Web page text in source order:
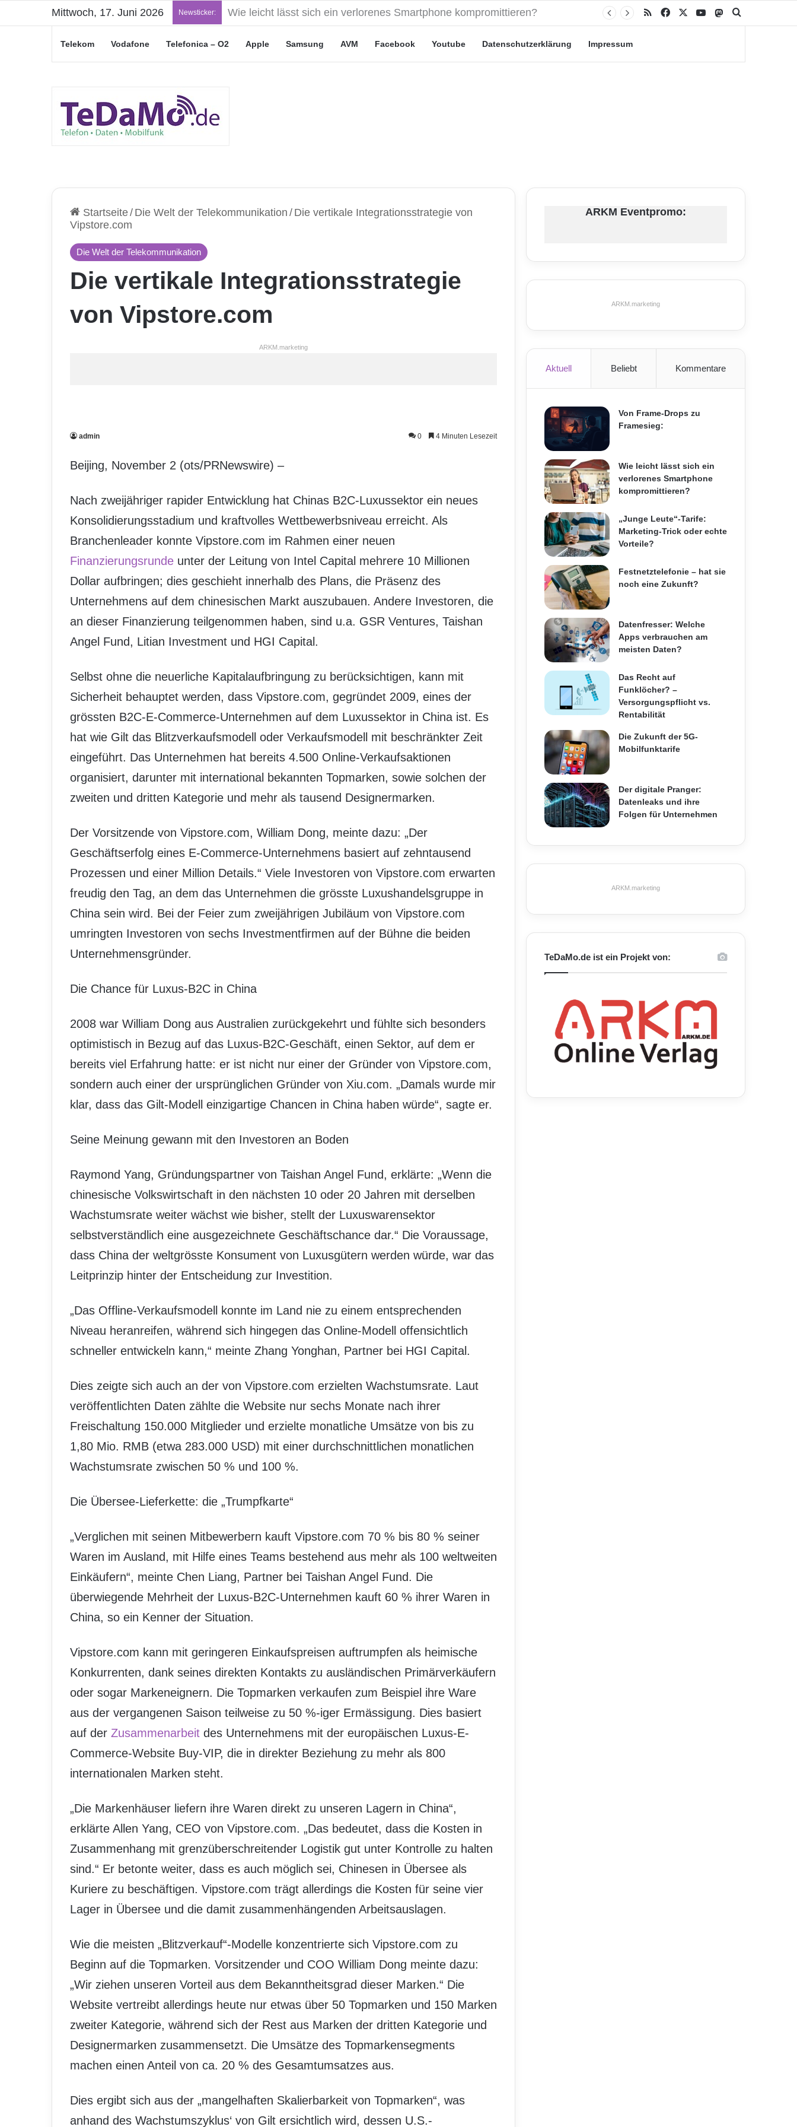
Mittwoch, 17. Juni 2026 Newsticker: „Junge Leute“-Tarife: Marketing-Trick oder echte Vorteile? RSS Facebook YouTubeMastodon
Telekom Vodafone Telefonica – O2 Apple Samsung AVM Facebook Youtube Datenschutzerklärung Impressum
Startseite/ Die Welt der Telekommunikation / Die vertikale Integrationsstrategie von
Vipstore.com
Die Welt der Telekommunikation
Die vertikale Integrationsstrategie
von Vipstore.com
ARKM.marketing
admin 0 4 Minuten Lesezeit
Beijing, November 2 (ots/PRNewswire) –
Nach zweijähriger rapider Entwicklung hat Chinas B2C-Luxussektor ein neues
Konsolidierungsstadium und kraftvolles Wettbewerbsniveau erreicht. Als
Branchenleader konnte Vipstore.com im Rahmen einer neuen
Finanzierungsrunde unter der Leitung von Intel Capital mehrere 10 Millionen
Dollar aufbringen; dies geschieht innerhalb des Plans, die Präsenz des
Unternehmens auf dem chinesischen Markt auszubauen. Andere Investoren, die
an dieser Finanzierung teilgenommen haben, sind u.a. GSR Ventures, Taishan
Angel Fund, Litian Investment und HGI Capital.
Selbst ohne die neuerliche Kapitalaufbringung zu berücksichtigen, kann mit
Sicherheit behauptet werden, dass Vipstore.com, gegründet 2009, eines der
grössten B2C-E-Commerce-Unternehmen auf dem Luxussektor in China ist. Es
hat wie Gilt das Blitzverkaufsmodell oder Verkaufsmodell mit beschränkter Zeit
eingeführt. Das Unternehmen hat bereits 4.500 Online-Verkaufsaktionen
organisiert, darunter mit international bekannten Topmarken, sowie solchen der
zweiten und dritten Kategorie und mehr als tausend Designermarken.
Der Vorsitzende von Vipstore.com, William Dong, meinte dazu: „Der
Geschäftserfolg eines E-Commerce-Unternehmens basiert auf zehntausend
Prozessen und einer Million Details.“ Viele Investoren von Vipstore.com erwarten
freudig den Tag, an dem das Unternehmen die grösste Luxushandelsgruppe in
China sein wird. Bei der Feier zum zweijährigen Jubiläum von Vipstore.com
umringten Investoren von sechs Investmentfirmen auf der Bühne die beiden
Unternehmensgründer.
Die Chance für Luxus-B2C in China
2008 war William Dong aus Australien zurückgekehrt und fühlte sich besonders
optimistisch in Bezug auf das Luxus-B2C-Geschäft, einen Sektor, auf dem er
bereits viel Erfahrung hatte: er ist nicht nur einer der Gründer von Vipstore.com,
sondern auch einer der ursprünglichen Gründer von Xiu.com. „Damals wurde mir
klar, dass das Gilt-Modell einzigartige Chancen in China haben würde“, sagte er.
Seine Meinung gewann mit den Investoren an Boden
Raymond Yang, Gründungspartner von Taishan Angel Fund, erklärte: „Wenn die
chinesische Volkswirtschaft in den nächsten 10 oder 20 Jahren mit derselben
Wachstumsrate weiter wächst wie bisher, stellt der Luxuswarensektor
selbstverständlich eine ausgezeichnete Geschäftschance dar.“ Die Voraussage,
dass China der weltgrösste Konsument von Luxusgütern werden würde, war das
Leitprinzip hinter der Entscheidung zur Investition.
„Das Offline-Verkaufsmodell konnte im Land nie zu einem entsprechenden
Niveau heranreifen, während sich hingegen das Online-Modell offensichtlich
schneller entwickeln kann,“ meinte Zhang Yonghan, Partner bei HGI Capital.
Dies zeigte sich auch an der von Vipstore.com erzielten Wachstumsrate. Laut
veröffentlichten Daten zählte die Website nur sechs Monate nach ihrer
Freischaltung 150.000 Mitglieder und erzielte monatliche Umsätze von bis zu
1,80 Mio. RMB (etwa 283.000 USD) mit einer durchschnittlichen monatlichen
Wachstumsrate zwischen 50 % und 100 %.
Die Übersee-Lieferkette: die „Trumpfkarte“
„Verglichen mit seinen Mitbewerbern kauft Vipstore.com 70 % bis 80 % seiner
Waren im Ausland, mit Hilfe eines Teams bestehend aus mehr als 100 weltweiten
Einkäufern“, meinte Chen Liang, Partner bei Taishan Angel Fund. Die
überwiegende Mehrheit der Luxus-B2C-Unternehmen kauft 60 % ihrer Waren in
China, so ein Kenner der Situation.
Vipstore.com kann mit geringeren Einkaufspreisen auftrumpfen als heimische
Konkurrenten, dank seines direkten Kontakts zu ausländischen Primärverkäufern
oder sogar Markeneignern. Die Topmarken verkaufen zum Beispiel ihre Ware
aus der vergangenen Saison teilweise zu 50 %-iger Ermässigung. Dies basiert
auf der Zusammenarbeit des Unternehmens mit der europäischen Luxus-E-
Commerce-Website Buy-VIP, die in direkter Beziehung zu mehr als 800
internationalen Marken steht.
„Die Markenhäuser liefern ihre Waren direkt zu unseren Lagern in China“,
erklärte Allen Yang, CEO von Vipstore.com. „Das bedeutet, dass die Kosten in
Zusammenhang mit grenzüberschreitender Logistik gut unter Kontrolle zu halten
sind.“ Er betonte weiter, dass es auch möglich sei, Chinesen in Übersee als
Kuriere zu beschäftigen. Vipstore.com trägt allerdings die Kosten für seine vier
Lager in Übersee und die damit zusammenhängenden Arbeitsauslagen.
Wie die meisten „Blitzverkauf“-Modelle konzentrierte sich Vipstore.com zu
Beginn auf die Topmarken. Vorsitzender und COO William Dong meinte dazu:
„Wir ziehen unseren Vorteil aus dem Bekanntheitsgrad dieser Marken.“ Die
Website vertreibt allerdings heute nur etwas über 50 Topmarken und 150 Marken
zweiter Kategorie, während sich der Rest aus Marken der dritten Kategorie und
Designermarken zusammensetzt. Die Umsätze des Topmarkensegments
machen einen Anteil von ca. 20 % des Gesamtumsatzes aus.
Dies ergibt sich aus der „mangelhaften Skalierbarkeit von Topmarken“, was
anhand des Wachstumszyklus‘ von Gilt ersichtlich wird, dessen U.S.-
ARKM Eventpromo:
ARKM.marketing
Aktuell Beliebt Kommentare
Von Frame-Drops zu
Framesieg:
Wie leicht lässt sich ein
verlorenes Smartphone
kompromittieren?
„Junge Leute“-Tarife:
Marketing-Trick oder echte
Vorteile?
Festnetztelefonie – hat sie
noch eine Zukunft?
Datenfresser: Welche
Apps verbrauchen am
meisten Daten?
Das Recht auf
Funklöcher? –
Versorgungspflicht vs.
Rentabilität
Die Zukunft der 5G-
Mobilfunktarife
Der digitale Pranger:
Datenleaks und ihre
Folgen für Unternehmen
ARKM.marketing
TeDaMo.de ist ein Projekt von: